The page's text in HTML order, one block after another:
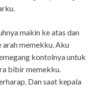
makin ke atas dan
memekku. Aku
kontolnya untuk
bibir memekku.
Dan saat kepala